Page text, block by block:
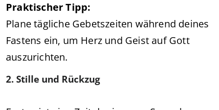
Praktischer Tipp:
Plane tägliche Gebetszeiten während deines
Fastens ein, um Herz und Geist auf Gott
auszurichten.
2. Stille und Rückzug